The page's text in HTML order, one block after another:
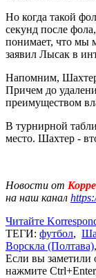
Но когда такой
секунд после
понимает, что мы
заявил Лысак в
Напомним, Шахтер
Причем до
преимуществом
В турнирной
место. Шахтер -
Новости от
на наш канал
Читайте
ТЕГИ: футбол,
Ворскла (Полтава),
Если вы заметили
нажмите